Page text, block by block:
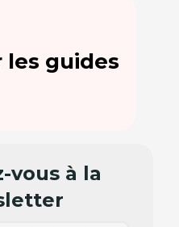
les guides
vous à la